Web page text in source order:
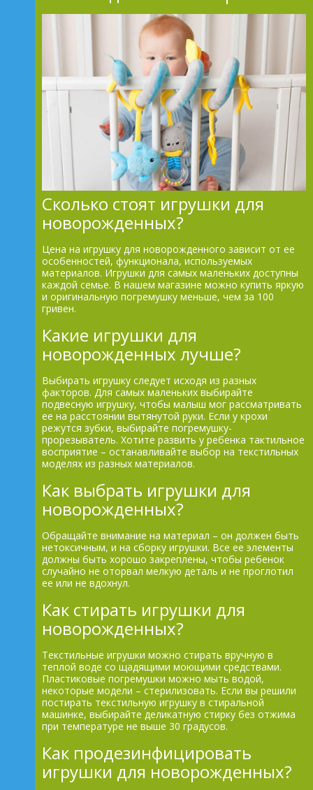
Сколько стоят игрушки для
новорожденных?
Цена на игрушку для новорожденного зависит от ее
особенностей, функционала, используемых
материалов. Игрушки для самых маленьких доступны
каждой семье. В нашем магазине можно купить яркую
и оригинальную погремушку меньше, чем за 100
гривен.
Какие игрушки для
новорожденных лучше?
Выбирать игрушку следует исходя из разных
факторов. Для самых маленьких выбирайте
подвесную игрушку, чтобы малыш мог рассматривать
ее на расстоянии вытянутой руки. Если у крохи
режутся зубки, выбирайте погремушку-
прорезыватель. Хотите развить у ребенка тактильное
восприятие – останавливайте выбор на текстильных
моделях из разных материалов.
Как выбрать игрушки для
новорожденных?
Обращайте внимание на материал – он должен быть
нетоксичным, и на сборку игрушки. Все ее элементы
должны быть хорошо закреплены, чтобы ребенок
случайно не оторвал мелкую деталь и не проглотил
ее или не вдохнул.
Как стирать игрушки для
новорожденных?
Текстильные игрушки можно стирать вручную в
теплой воде со щадящими моющими средствами.
Пластиковые погремушки можно мыть водой,
некоторые модели – стерилизовать. Если вы решили
постирать текстильную игрушку в стиральной
машинке, выбирайте деликатную стирку без отжима
при температуре не выше 30 градусов.
Как продезинфицировать
игрушки для новорожденных?